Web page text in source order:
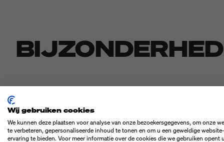
INNOVATIEF BEVEILIGINGS-
De ZD611 beschikt over een moderne architectuur met
EPL, enz.), firmware-updates, tools voor beheer op
Wij gebruiken cookies
We kunnen deze plaatsen voor analyse van onze bezoekersgegevens, om onze
te verbeteren, gepersonaliseerde inhoud te tonen en om u een geweldige website-
ervaring te bieden. Voor meer informatie over de cookies die we gebruiken opent